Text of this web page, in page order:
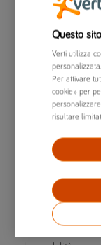
Per quanto
non entra nel
trovare:
dispositivi
dispositivi
dispositivi
essere
Incentivi
Nel decreto è
l’acquisto di
Questo
Verti utilizza
Per attivare
cookie» per
risultare